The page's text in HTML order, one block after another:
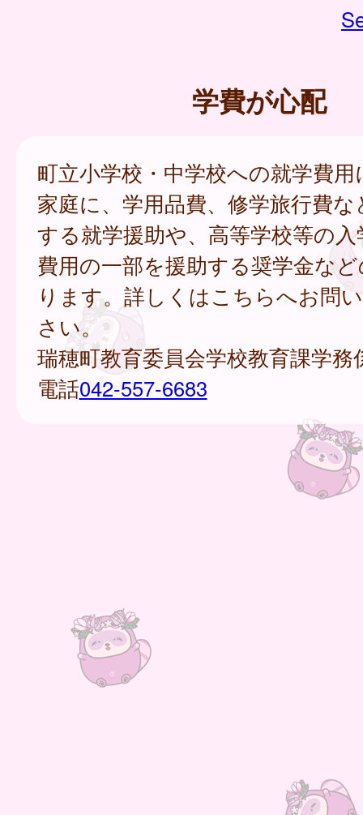
学費が心配
町立小学校・中学校への就学費
家庭に、学用品費、修学旅行費
する就学援助や、高等学校等の
費用の一部を援助する奨学金な
ります。詳しくはこちらへお問
さい。
瑞穂町教育委員会学校教育課学務
電話042-557-6683